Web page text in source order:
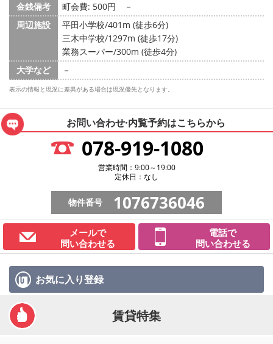
金銭備考
町会費: 500円
－
周辺施設
平田小学校/401m (徒歩6分)
三木中学校/1297m (徒歩17分)
業務スーパー/300m (徒歩4分)
大学など
－
表示の情報と現況に差異がある場合は現況優先となります。
お問い合わせ·内覧予約はこちらから
078-919-1080
営業時間：9:00～19:00
定休日：なし
物件番号 1076736046
メールで
問い合わせる
電話で
問い合わせる
お気に入り登録
賃貸特集